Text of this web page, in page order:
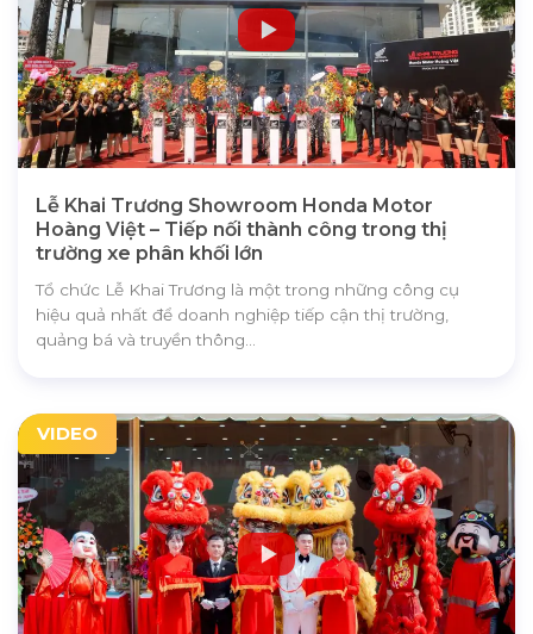
Lễ Khai Trương Showroom Honda Motor
Hoàng Việt – Tiếp nối thành công trong thị
trường xe phân khối lớn
Tổ chức Lễ Khai Trương là một trong những công cụ
hiệu quả nhất để doanh nghiệp tiếp cận thị trường,
quảng bá và truyền thông...
VIDEO